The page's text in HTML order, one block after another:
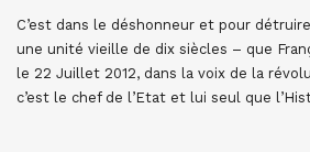
C’est dans le déshonneur et pour
une unité vieille de dix siècles – que
le 22 Juillet 2012, dans la voix de la
c’est le chef de l’Etat et lui seul que